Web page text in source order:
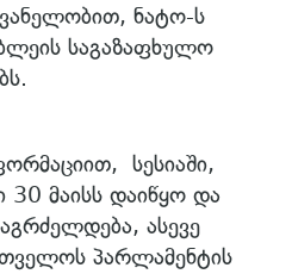
ნატო-ს
საგაზაფხულო
სესიაში,
მაისს დაიწყო და
ასევე
პარლამენტის